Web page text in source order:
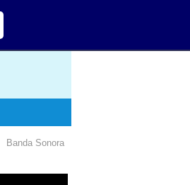
Banda Sonora